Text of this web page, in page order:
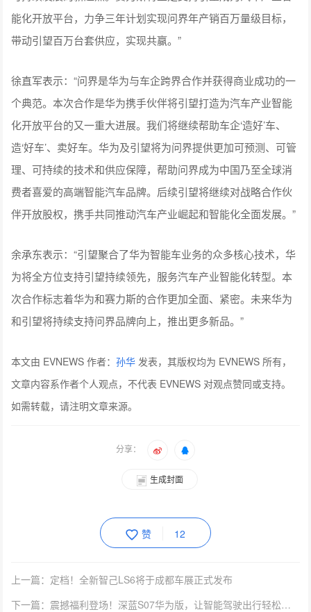
能化开放平台，力争三年计划实现问界年产销百万量级目标，
带动引望百万台套供应，实现共赢。”
徐直军表示：“问界是华为与车企跨界合作并获得商业成功的一
个典范。本次合作是华为携手伙伴将引望打造为汽车产业智能
化开放平台的又一重大进展。我们将继续帮助车企‘造好’车、
造‘好车’、卖好车。华为及引望将为问界提供更加可预测、可管
理、可持续的技术和供应保障，帮助问界成为中国乃至全球消
费者喜爱的高端智能汽车品牌。后续引望将继续对战略合作伙
伴开放股权，携手共同推动汽车产业崛起和智能化全面发展。”
余承东表示：“引望聚合了华为智能车业务的众多核心技术，华
为将全方位支持引望持续领先，服务汽车产业智能化转型。本
次合作标志着华为和赛力斯的合作更加全面、紧密。未来华为
和引望将持续支持问界品牌向上，推出更多新品。”
本文由 EVNEWS 作者：孙华 发表，其版权均为 EVNEWS 所有，
文章内容系作者个人观点，不代表 EVNEWS 对观点赞同或支持。
如需转载，请注明文章来源。
分享：
生成封面
赞 12
上一篇：定档！全新智己LS6将于成都车展正式发布
下一篇：震撼福利登场！深蓝S07华为版，让智能驾驶出行轻松触及您的生活